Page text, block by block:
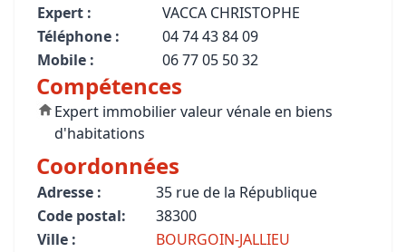
Expert :
VACCA CHRISTOPHE
Téléphone :
04 74 43 84 09
Mobile :
06 77 05 50 32
Compétences
Expert immobilier valeur vénale en biens
d'habitations
Coordonnées
Adresse :
35 rue de la République
Code postal:
38300
Ville :
BOURGOIN-JALLIEU